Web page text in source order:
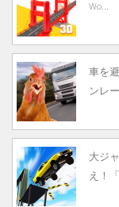
Wo...
車を
ンレー
大ジ
え！「